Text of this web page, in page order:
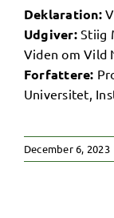
Deklaration:
Udgiver:Stiig
Viden om Vild
Forfattere:
Universitet,
December 6, 2023